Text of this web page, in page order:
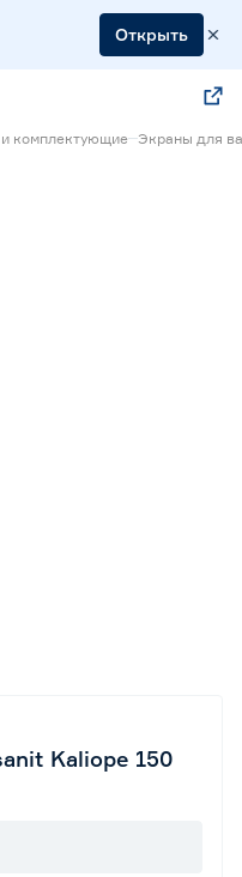
Открыть
комплектующие Экраны для
Kaliope 150